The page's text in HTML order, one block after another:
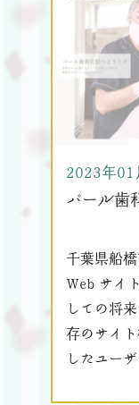
2023年01
パール歯
千葉県船
Web サイ
しての将
存のサイ
したユー